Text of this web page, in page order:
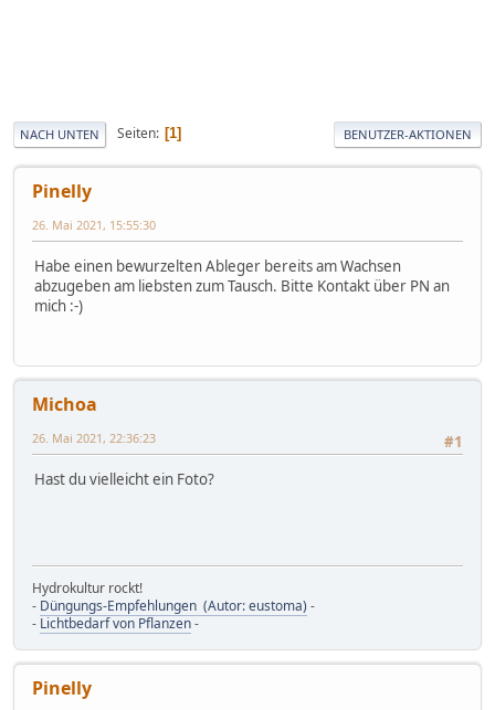
NACH UNTEN Seiten 1 BENUTZER-AKTIONEN
Pinelly
26. Mai 2021, 15:55:30
Habe einen bewurzelten Ableger bereits am Wachsen
abzugeben am liebsten zum Tausch. Bitte Kontakt über PN an
mich :-)
Michoa
#1
26. Mai 2021, 22:36:23
Hast du vielleicht ein Foto?
Hydrokultur rockt!
- Düngungs-Empfehlungen (Autor: eustoma) -
- Lichtbedarf von Pflanzen-
Pinelly